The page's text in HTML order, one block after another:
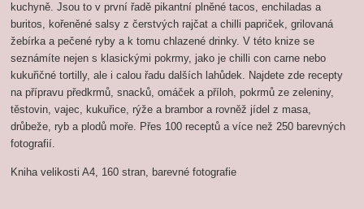
kuchyně. Jsou to v první řadě pikantní plněné tacos, enchiladas a
buritos, kořeněné salsy z čerstvých rajčat a chilli papriček, grilovaná
žebírka a pečené ryby a k tomu chlazené drinky. V této knize se
seznámíte nejen s klasickými pokrmy, jako je chilli con carne nebo
kukuřičné tortilly, ale i calou řadu dalších lahůdek. Najdete zde recepty
na přípravu předkrmů, snacků, omáček a příloh, pokrmů ze zeleniny,
těstovin, vajec, kukuřice, rýže a brambor a rovněž jídel z masa,
drůbeže, ryb a plodů moře. Přes 100 receptů a více než 250 barevných
fotografií.
Kniha velikosti A4, 160 stran, barevné fotografie